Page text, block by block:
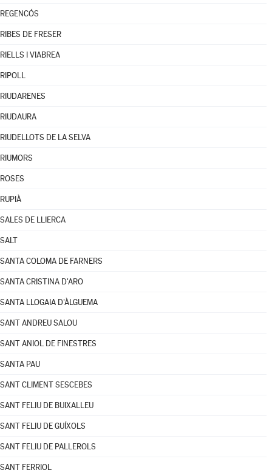
REGENCÓS
RIBES DE FRESER
RIELLS I VIABREA
RIPOLL
RIUDARENES
RIUDAURA
RIUDELLOTS DE LA SELVA
RIUMORS
ROSES
RUPIÀ
SALES DE LLIERCA
SALT
SANTA COLOMA DE FARNERS
SANTA CRISTINA D'ARO
SANTA LLOGAIA D'ÀLGUEMA
SANT ANDREU SALOU
SANT ANIOL DE FINESTRES
SANTA PAU
SANT CLIMENT SESCEBES
SANT FELIU DE BUIXALLEU
SANT FELIU DE GUÍXOLS
SANT FELIU DE PALLEROLS
SANT FERRIOL